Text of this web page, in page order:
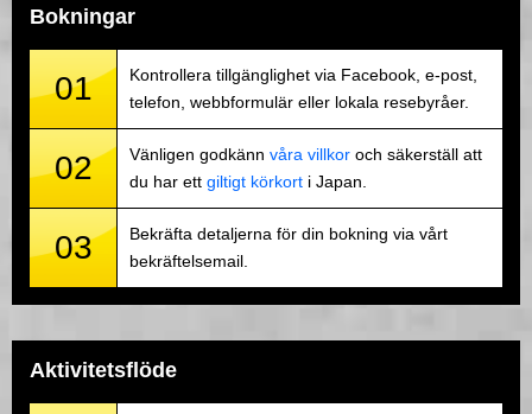
Bokningar
01
Kontrollera tillgänglighet via Facebook, e-post,
telefon, webbformulär eller lokala resebyråer.
02 Vänligen godkänn våra villkor och säkerställ att
du har ett giltigt körkort i Japan.
03
Bekräfta detaljerna för din bokning via vårt
bekräftelsemail.
Aktivitetsflöde